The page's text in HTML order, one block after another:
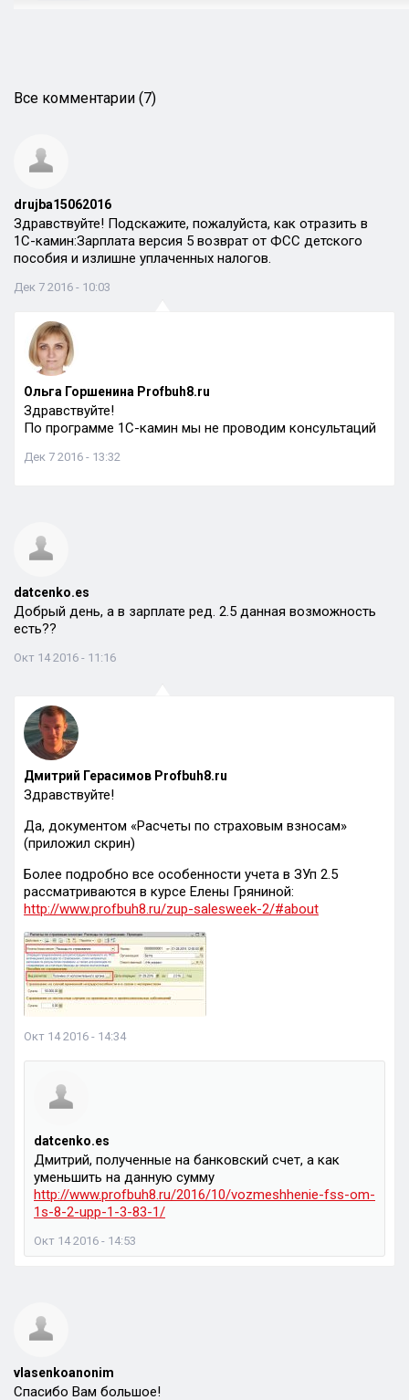
Все комментарии (7)
drujba15062016
Здравствуйте! Подскажите, пожалуйста, как отразить в
1С-камин:Зарплата версия 5 возврат от ФСС детского
пособия и излишне уплаченных налогов.
Дек 7 2016 - 10:03
Ольга Горшенина Profbuh8.ru
Здравствуйте!
По программе 1С-камин мы не проводим консультаций
Дек 7 2016 - 13:32
datcenko.es
Добрый день, а в зарплате ред. 2.5 данная возможность
есть??
Окт 14 2016 - 11:16
Дмитрий Герасимов Profbuh8.ru
Здравствуйте!
Да, документом «Расчеты по страховым взносам»
(приложил скрин)
Более подробно все особенности учета в ЗУп 2.5
рассматриваются в курсе Елены Гряниной:
http://www.profbuh8.ru/zup-salesweek-2/#about
Окт 14 2016 - 14:34
datcenko.es
Дмитрий, полученные на банковский счет, а как
уменьшить на данную сумму
http://www.profbuh8.ru/2016/10/vozmeshhenie-fss-om-
1s-8-2-upp-1-3-83-1/
Окт 14 2016 - 14:53
vlasenkoanonim
Спасибо Вам большое!